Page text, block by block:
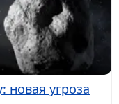
новая угроза